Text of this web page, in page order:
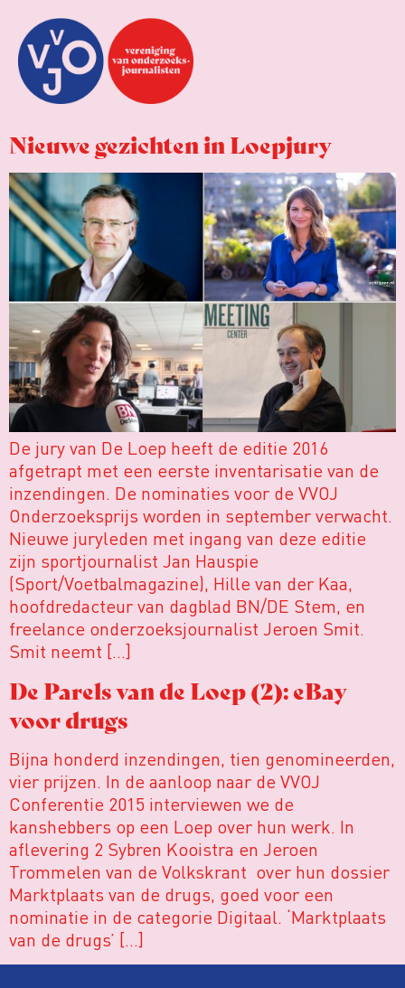
Nieuwe gezichten in Loepjury
De jury van De Loep heeft de editie 2016
afgetrapt met een eerste inventarisatie van de
inzendingen. De nominaties voor de VVOJ
Onderzoeksprijs worden in september verwacht.
Nieuwe juryleden met ingang van deze editie
zijn sportjournalist Jan Hauspie
(Sport/Voetbalmagazine), Hille van der Kaa,
hoofdredacteur van dagblad BN/DE Stem, en
freelance onderzoeksjournalist Jeroen Smit.
Smit neemt […]
De Parels van de Loep (2): eBay
voor drugs
Bijna honderd inzendingen, tien genomineerden,
vier prijzen. In de aanloop naar de VVOJ
Conferentie 2015 interviewen we de
kanshebbers op een Loep over hun werk. In
aflevering 2 Sybren Kooistra en Jeroen
Trommelen van de Volkskrant over hun dossier
Marktplaats van de drugs, goed voor een
nominatie in de categorie Digitaal. ‘Marktplaats
van de drugs’ […]